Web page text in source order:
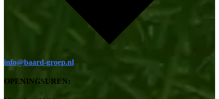
info@baard-groep.nl
OPENINGSUREN: